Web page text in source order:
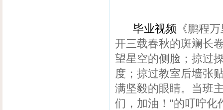
毕业视频 《鹏程
开三载春秋的斑斓长
望星空的侧脸；掠过
度；掠过教室后墙张
满坚毅的眼睛。当班
们，加油！"的叮咛化